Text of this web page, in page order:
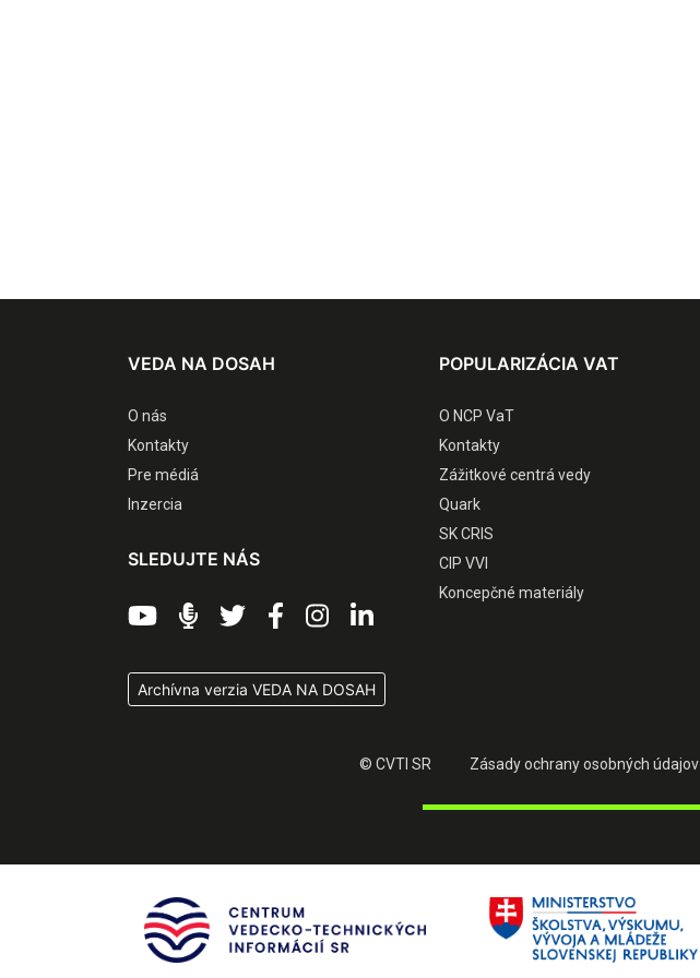
VEDA NA DOSAH
O nás
Kontakty
Pre médiá
Inzercia
SLEDUJTE NÁS
Archívna verzia VEDA NA DOSAH
POPULARIZÁCIA VAT
O NCP VaT
Kontakty
Zážitkové centrá vedy
Quark
SK CRIS
CIP VVI
Koncepčné materiály
© CVTI SR Zásady ochrany osobných údajov